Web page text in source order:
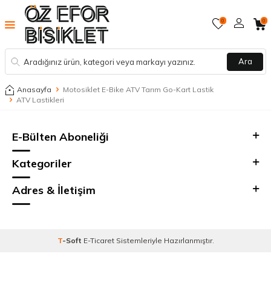
Ara
0 0
Anasayfa
Motosiklet E-Bike ATV Tarım Go-Kart Lastik
ATV Lastikleri
E-Bülten Aboneliği
Kategoriler
Adres & İletişim
T-Soft E-TicaretSistemleriyle Hazırlanmıştır.